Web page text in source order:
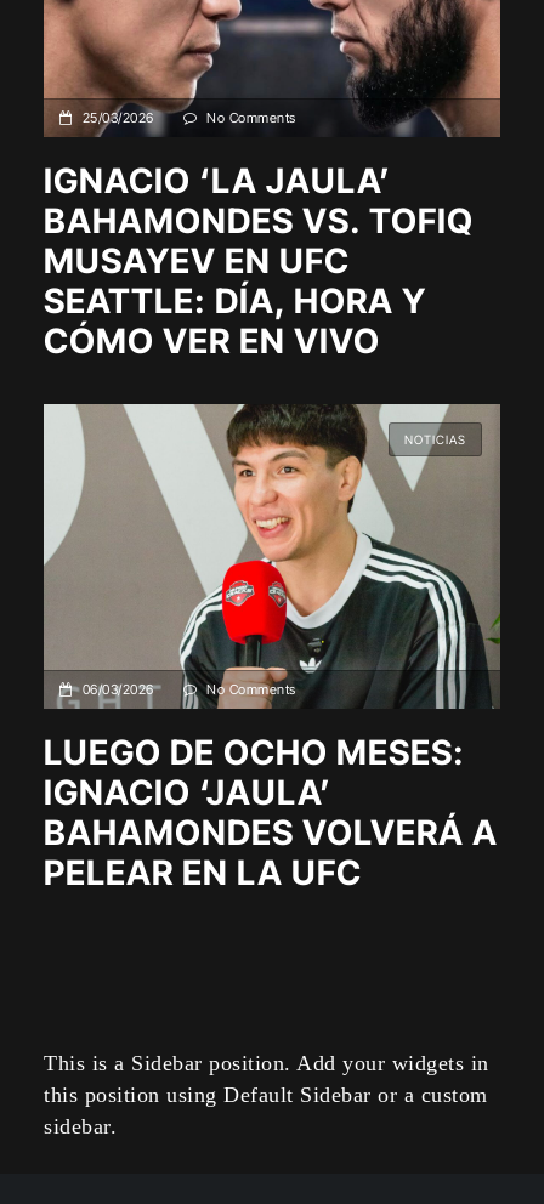
25/03/2026 No Comments
IGNACIO ‘LA JAULA’
BAHAMONDES VS. TOFIQ
MUSAYEV EN UFC
SEATTLE: DÍA, HORA Y
CÓMO VER EN VIVO
NOTICIAS
06/03/2026 No Comments
LUEGO DE OCHO MESES:
IGNACIO ‘JAULA’
BAHAMONDES VOLVERÁ A
PELEAR EN LA UFC
This is a Sidebar position. Add your widgets in
this position using Default Sidebar or a custom
sidebar.